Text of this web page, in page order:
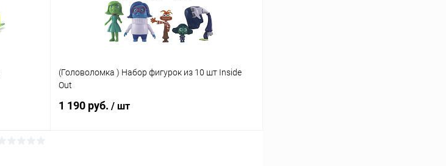
(Головоломка ) Набор фигурок из 10 шт Inside
Out
1 190 руб. / шт